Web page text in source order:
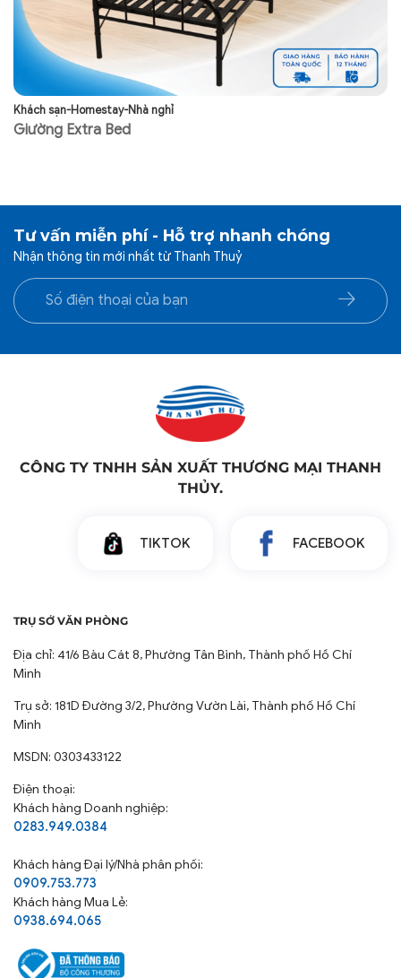
Đặc điểm nổi bật của Áo gối
trắng trơn khách sạn Thanh
Thủy:
kế đơn giản nhưng tinh tế, không lót gòn, không dây
kéo và không chặn viền, đảm bảo sự tiện lợi trong sử
dụng và vệ sinh. Chúng tôi sử dụng các chất liệu vải cao
cấp với mật độ sợi đa dạng để đáp ứng mọi yêu cầu:
Vải CVC (50% Cotton, 50% Polyester): Nổi bật với khả
Khách sạn-Homestay-Nhà nghỉ
Giường Extra Bed
Tư vấn miễn phí - Hỗ trợ nhanh chóng
Nhận thông tin mới nhất từ Thanh Thuỷ
CÔNG TY TNHH SẢN XUẤT THƯƠNG MẠI THANH
THỦY.
TIKTOK FACEBOOK
TRỤ SỞ VĂN PHÒNG
Địa chỉ: 41/6 Bàu Cát 8, Phường Tân Bình, Thành phố Hồ Chí
Minh
Trụ sở: 181D Đường 3/2, Phường Vườn Lài, Thành phố Hồ Chí
Minh
MSDN: 0303433122
Điện thoại:
Khách hàng Doanh nghiệp:
0283.949.0384
Khách hàngĐại lý/Nhà phân phối:
0909.753.773
Khách hàng Mua Lẻ:
0938.694.065